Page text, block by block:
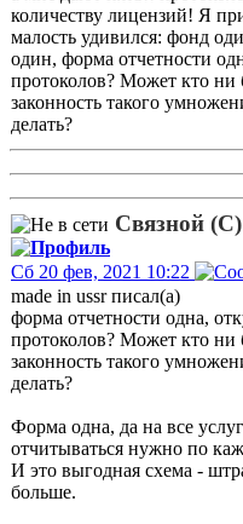
количеству лицензий! Я
малость удивился: фонд
один, форма отчетности
протоколов? Может кто ни
законность такого
делать?
Связной (С)
Сб 20 фев, 2021 10:22
made in ussr писал(а)
форма отчетности одна,
протоколов? Может кто ни
законность такого
делать?
Форма одна, да на все
отчитываться нужно по
И это выгодная схема -
больше.